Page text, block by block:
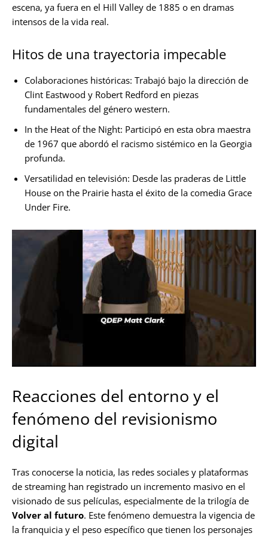
escena, ya fuera en el Hill Valley de 1885 o en dramas
intensos de la vida real.
Hitos de una trayectoria impecable
Colaboraciones históricas: Trabajó bajo la dirección de
Clint Eastwood y Robert Redford en piezas
fundamentales del género western.
In the Heat of the Night: Participó en esta obra maestra
de 1967 que abordó el racismo sistémico en la Georgia
profunda.
Versatilidad en televisión: Desde las praderas de Little
House on the Prairie hasta el éxito de la comedia Grace
Under Fire.
Reacciones del entorno y el
fenómeno del revisionismo
digital
Tras conocerse la noticia, las redes sociales y plataformas
de streaming han registrado un incremento masivo en el
visionado de sus películas, especialmente de la trilogía de
Volver al futuro. Este fenómeno demuestra la vigencia de
la franquicia y el peso específico que tienen los personajes